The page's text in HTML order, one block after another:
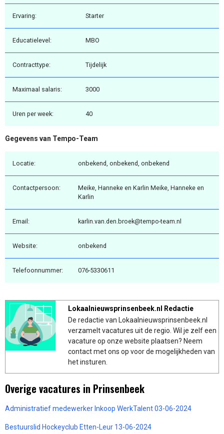
Ervaring: Starter
Educatielevel: MBO
Contracttype: Tijdelijk
Maximaal salaris: 3000
Uren per week: 40
Gegevens van Tempo-Team
Locatie: onbekend, onbekend, onbekend
Contactpersoon:
Meike, Hanneke en Karlin Meike, Hanneke en
Karlin
Email: karlin.van.den.broek@tempo-team.nl
Website: onbekend
Telefoonnummer: 076-5330611
Lokaalnieuwsprinsenbeek.nl Redactie
De redactie van Lokaalnieuwsprinsenbeek.nl
verzamelt vacatures uit de regio. Wil je zelf een
vacature op onze website plaatsen? Neem
contact met ons op voor de mogelijkheden van
het insturen.
Overige vacatures in Prinsenbeek
Administratief medewerker Inkoop WerkTalent 03-06-2024
Bestuurslid Hockeyclub Etten-Leur 13-06-2024